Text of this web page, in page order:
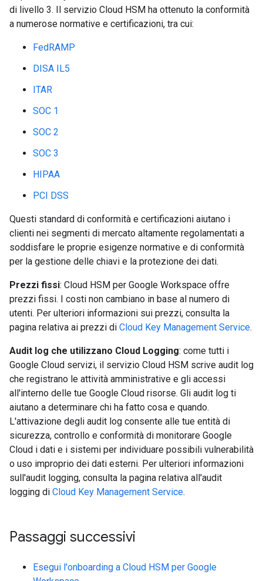
di livello 3. Il servizio Cloud HSM ha ottenuto la conformità
a numerose normative e certificazioni, tra cui:
FedRAMP
DISA IL5
ITAR
SOC 1
SOC 2
SOC 3
HIPAA
PCI DSS
Questi standard di conformità e certificazioni aiutano i
clienti nei segmenti di mercato altamente regolamentati a
soddisfare le proprie esigenze normative e di conformità
per la gestione delle chiavi e la protezione dei dati.
Prezzi fissi: Cloud HSM per Google Workspace offre
prezzi fissi. I costi non cambiano in base al numero di
utenti. Per ulteriori informazioni sui prezzi, consulta la
pagina relativa ai prezzi di Cloud Key Management Service.
Audit log che utilizzano Cloud Logging: come tutti i
Google Cloud servizi, il servizio Cloud HSM scrive audit log
che registrano le attività amministrative e gli accessi
all'interno delle tue Google Cloud risorse. Gli audit log ti
aiutano a determinare chi ha fatto cosa e quando.
L'attivazione degli audit log consente alle tue entità di
sicurezza, controllo e conformità di monitorare Google
Cloud i dati e i sistemi per individuare possibili vulnerabilità
o uso improprio dei dati esterni. Per ulteriori informazioni
sull'audit logging, consulta la pagina relativa all'audit
logging di Cloud Key Management Service.
Passaggi successivi
Esegui l'onboarding a Cloud HSM per Google